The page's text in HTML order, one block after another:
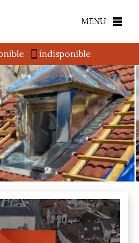
MENU
indisponible